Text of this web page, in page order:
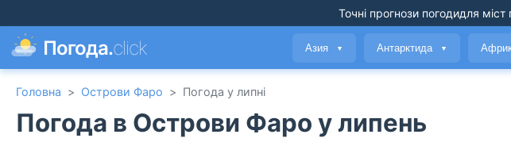
Точні прогнози погодидля міст
Погода.click Азия ▼ Антарктида ▼
Головна > Острови Фаро > Погода у липні
Погода в Острови Фаро у липень